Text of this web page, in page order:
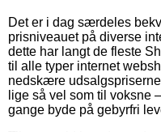
Det er i dag særdeles
prisniveauet på diverse
dette har langt de fleste
til alle typer internet
nedskære
lige så vel som til voksne
gange byde på gebyrfri